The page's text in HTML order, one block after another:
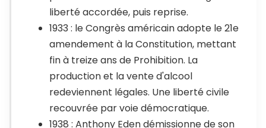
liberté accordée, puis reprise.
1933 : le Congrès américain adopte le 21e
amendement à la Constitution, mettant
fin à treize ans de Prohibition. La
production et la vente d'alcool
redeviennent légales. Une liberté civile
recouvrée par voie démocratique.
1938 : Anthony Eden démissionne de son